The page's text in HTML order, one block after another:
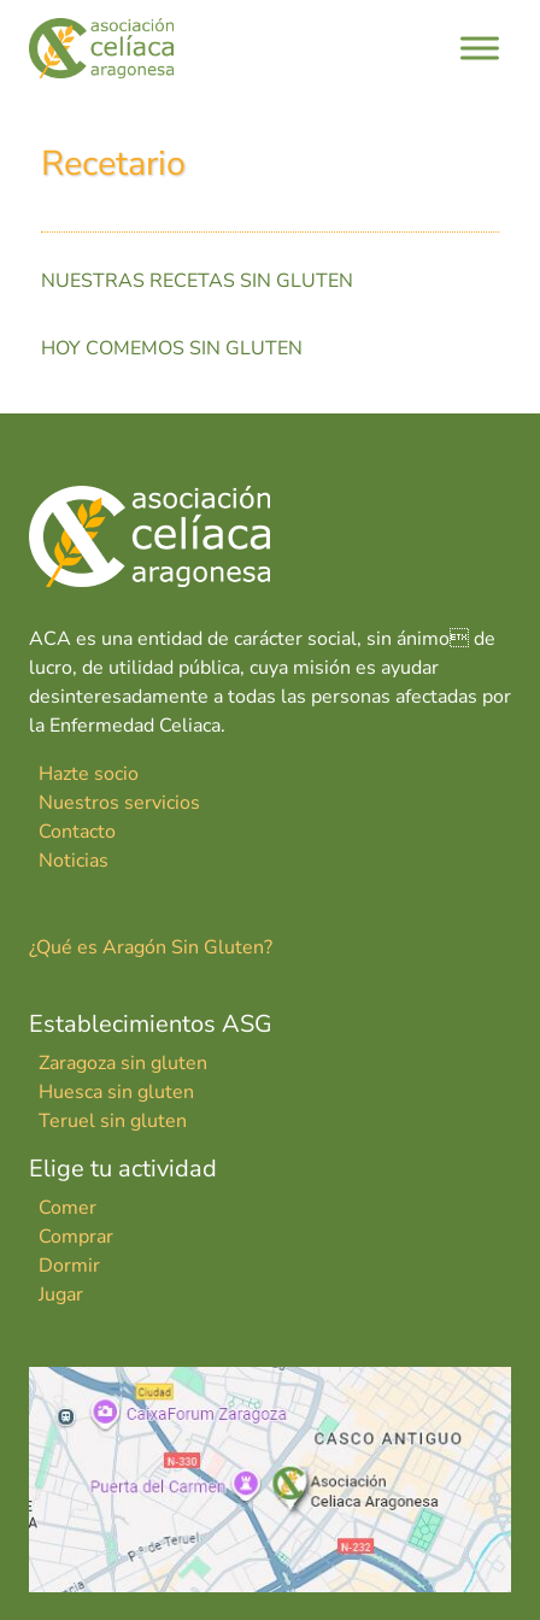
Recetario
NUESTRAS RECETAS SIN GLUTEN
HOY COMEMOS SIN GLUTEN
ACA es una entidad de carácter social, sin ánimo de
lucro, de utilidad pública, cuya misión es ayudar
desinteresadamente a todas las personas afectadas por
la Enfermedad Celiaca.
Hazte socio
Nuestros servicios
Contacto
Noticias
¿Qué es Aragón Sin Gluten?
Establecimientos ASG
Zaragoza sin gluten
Huesca sin gluten
Teruel sin gluten
Elige tu actividad
Comer
Comprar
Dormir
Jugar